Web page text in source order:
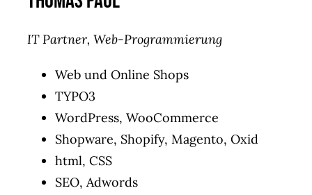
IT Partner, Web-Programmierung
Web und Online Shops
TYPO3
WordPress, WooCommerce
Shopware, Shopify, Magento, Oxid
html, CSS
SEO, Adwords